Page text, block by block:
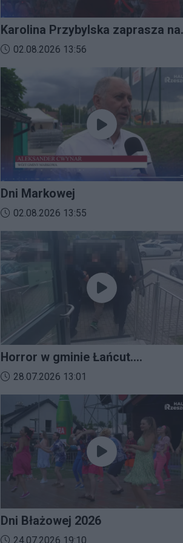
Karolina Przybylska zaprasza na
Imprezalia 2026
Data dodania materiału wideo:
02.08.2026 13:56
Dni Markowej
Data dodania materiału wideo:
02.08.2026 13:55
Horror w gminie Łańcut.
Mieszkaniec Rzeszowa
terroryzował rodzinę nożem i
zaatakował policjantów!
Data dodania materiału wideo:
28.07.2026 13:01
Dni Błażowej 2026
Data dodania materiału wideo:
24.07.2026 19:10